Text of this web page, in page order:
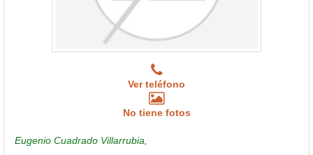
Ver teléfono
No tiene fotos
Eugenio Cuadrado Villarrubia,